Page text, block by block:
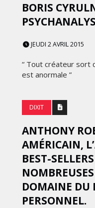
BORIS
JEUDI 2 AVRIL 2015
“ Tout créateur sort
est anormale ”
DIXIT
ANTHONY
AMÉRICAIN,
BEST-
DOMAINE DU
PERSONNEL.
SUR
JEUDI 6